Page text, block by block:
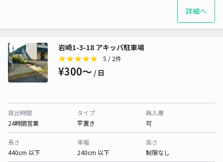
詳細へ
岩崎1-3-18 アキッパ駐車場
5 / 2件
¥300〜 / 日
貸出時間
24時間営業
タイプ
平置き
再入庫
可
長さ
440cm 以下
車幅
240cm 以下
高さ
制限なし